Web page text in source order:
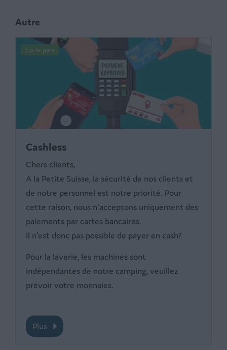
Autre
Sur le parc
Cashless
Chers clients,
A la Petite Suisse, la sécurité de nos clients et
de notre personnel est notre priorité. Pour
cette raison, nous n'acceptons uniquement des
paiements par cartes bancaires.
Il n'est donc pas possible de payer en cash?
Pour la laverie, les machines sont
indépendantes de notre camping, veuillez
prévoir votre monnaies.
Plus